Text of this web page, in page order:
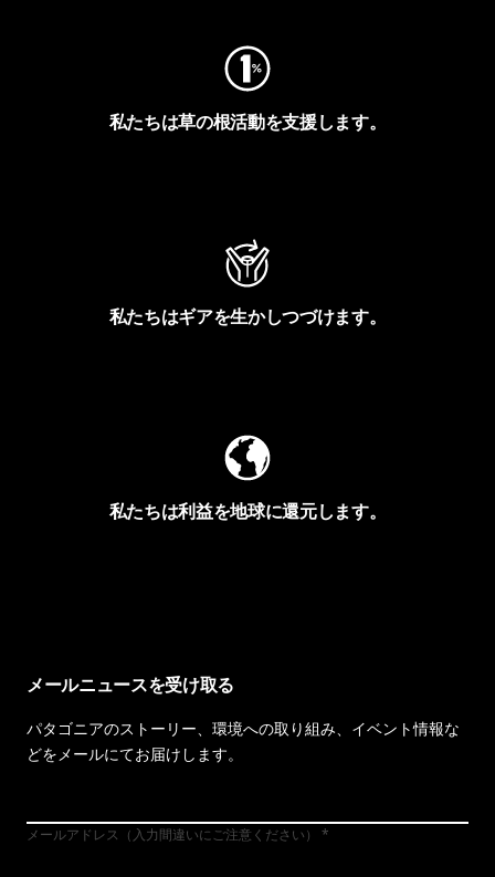
私たちは草の根活動を支援します。
私たちはギアを生かしつづけます。
私たちは利益を地球に還元します。
メールニュースを受け取る
パタゴニアのストーリー、環境への取り組み、イベント情報な
どをメールにてお届けします。
メールアドレス（入力間違いにご注意ください）